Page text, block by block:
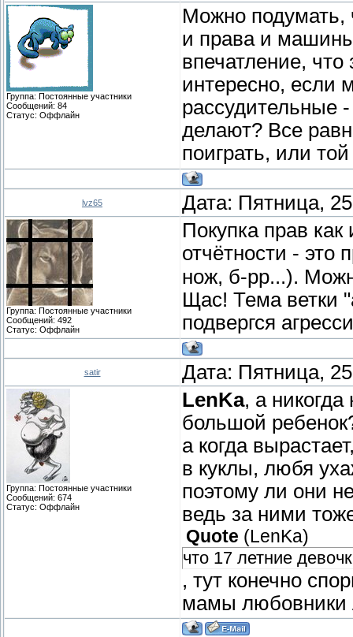
Группа: Постоянные участники
Сообщений: 84
Статус: Оффлайн
Можно подумать,
и права и
впечатление,
интересно, если
рассудительные
делают? Все
поиграть, или
lvz65 Дата: Пятница,
Группа: Постоянные участники
Сообщений: 492
Статус: Оффлайн
Покупка прав
отчётности - это
нож, б-рр...).
Щас! Тема ветки
подвергся
satir Дата: Пятница,
Группа: Постоянные участники
Сообщений: 674
Статус: Оффлайн
LenKa, а
большой
а когда
в куклы, любя
поэтому ли они
ведь за ними
Quote ( LenKa)
что 17 летние
, тут конечно
мамы